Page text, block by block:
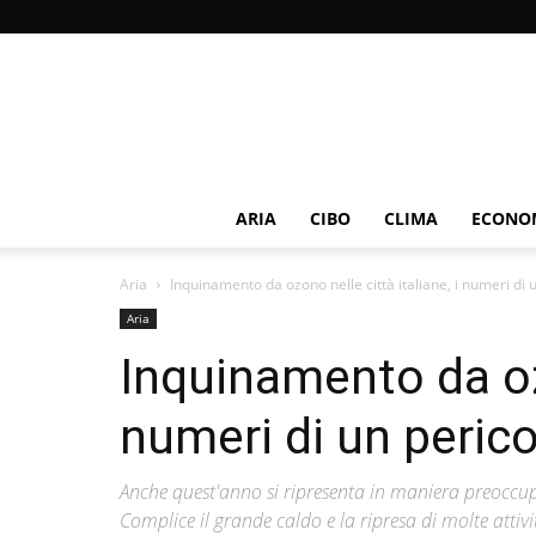
ARIA CIBO CLIMA
Aria Inquinamento da ozono nelle città italiane, i numeri di
Aria
Inquinamento da
numeri di un
Anche quest'anno si ripresenta in maniera
Complice il grande caldo e la ripresa di molte